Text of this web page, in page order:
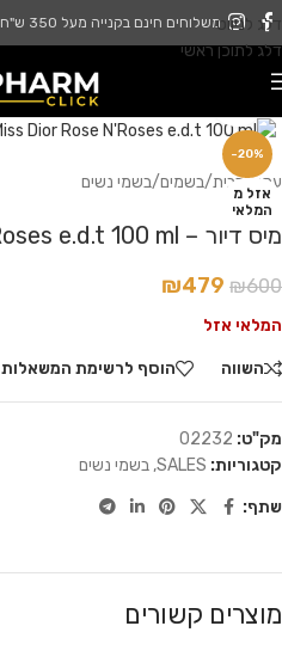
דלג לניווט
דלג לתוכן ראשי
משלוחים חינם בקנייה מעל 350 ש"ח
-20%
אזל מ
המלאי
עמוד הבית/בשמים/בשמי נשים
מיס דיור – Dior Miss Dior Rose N'Roses e.d.t 100 ml
₪600
₪479
המלאי אזל
השווה הוסף לרשימת המשאלות
מק"ט: 02232
קטגוריות: SALES
, בשמי נשים
שתף:
מוצרים קשורים